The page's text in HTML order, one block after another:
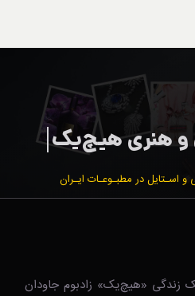
و اسـتایل در مطبـوعـات ایـران
زندگی‌ «هیچ‌یک» زادبوم جاودان